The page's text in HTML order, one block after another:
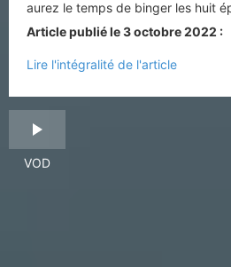
aurez le temps de binger les huit
Article publié le 3 octobre 2022 :
Lire l'intégralité de l'article
VOD